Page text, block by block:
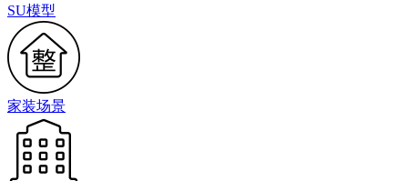
SU模型
家装场景